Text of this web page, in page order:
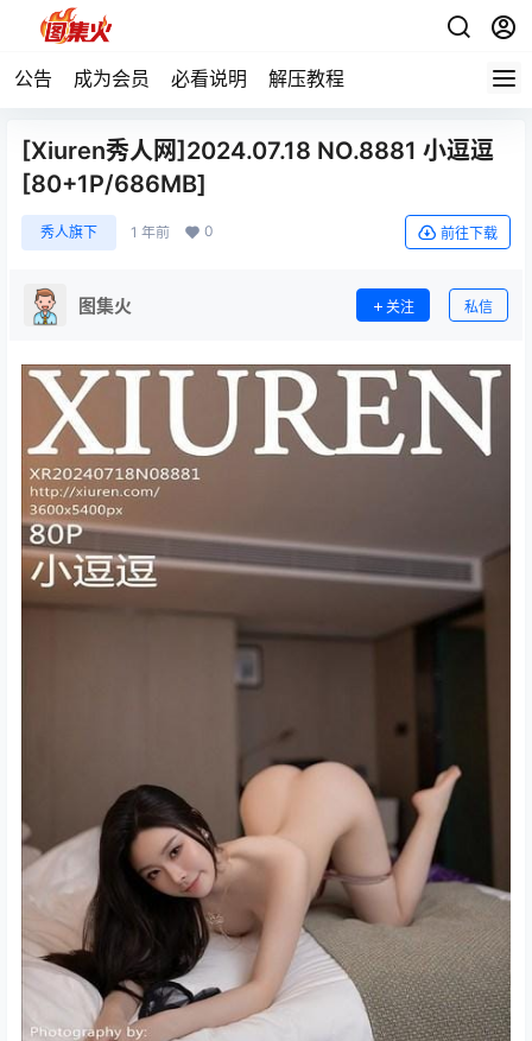
公告 成为会员 必看说明 解压教程
[Xiuren秀人网]2024.07.18 NO.8881 小逗逗
[80+1P/686MB]
秀人旗下 1 年前 0 前往下载
图集火 关注 私信